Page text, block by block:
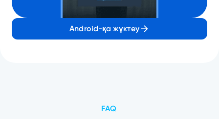
Android-қа жүктеу
FAQ